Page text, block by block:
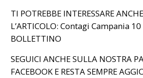
TI POTREBBE INTERESSARE ANCHE
L’ARTICOLO:Contagi Campania
BOLLETTINO
SEGUICI ANCHE SULLA NOSTRA
FACEBOOK E RESTA SEMPRE